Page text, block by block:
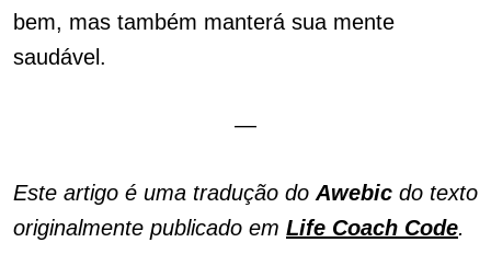
bem, mas também manterá sua mente
saudável.
—
Este artigo é uma tradução do Awebic do texto
originalmente publicado em Life Coach Code.